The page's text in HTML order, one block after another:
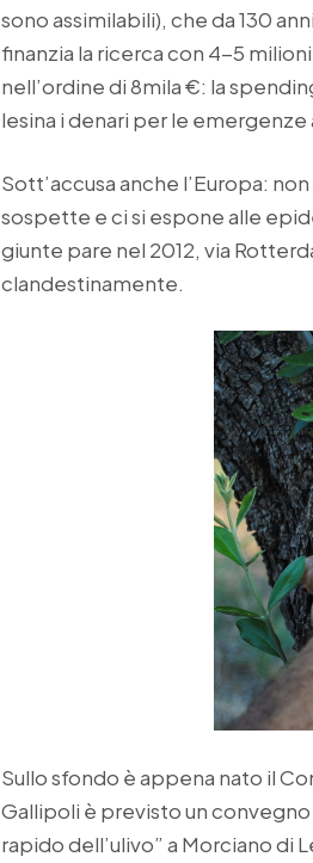
sono assimilabili), che da 130
finanzia la ricerca con 4-5
nell’ordine di 8mila €: la
lesina i denari per le
Sott’accusa anche l’Europa:
sospette e ci si espone alle
giunte pare nel 2012, via
clandestinamente.
Sullo sfondo è appena nato il
Gallipoli è previsto un
rapido dell’ulivo” a Morciano di